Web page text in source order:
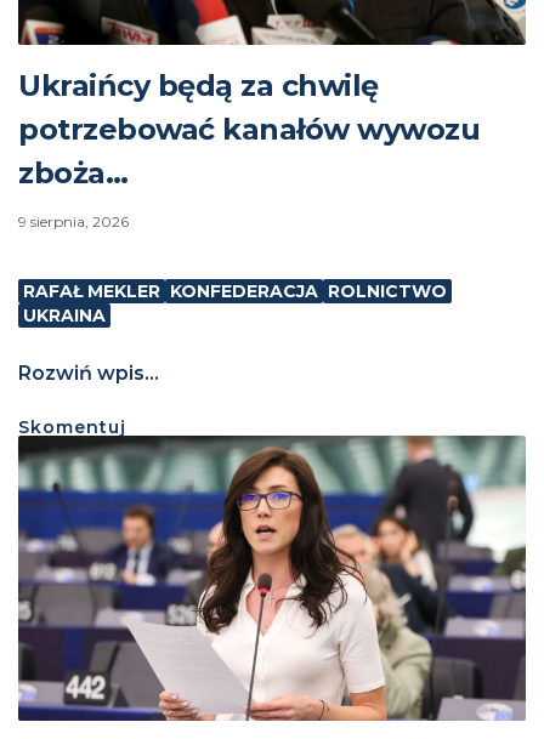
Ukraińcy będą za chwilę
potrzebować kanałów wywozu
zboża…
9 sierpnia, 2026
RAFAŁ MEKLER KONFEDERACJA ROLNICTWO
UKRAINA
Rozwiń wpis...
Skomentuj